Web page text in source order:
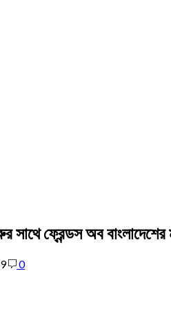
ফ্রেন্ডস অব বাংলাদেশের
0